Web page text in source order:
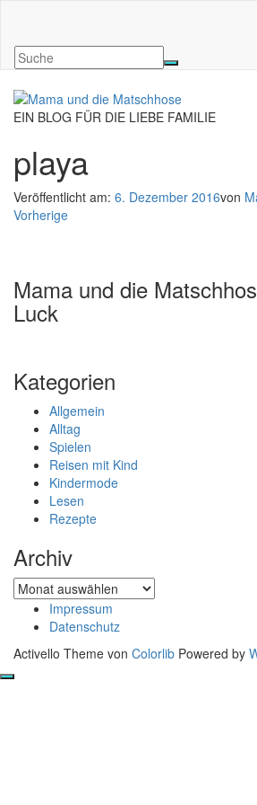
EIN BLOG FÜR DIE LIEBE FAMILIE
playa
Veröffentlicht am: 6. Dezember 2016von
Vorherige
Mama und die
Luck
Kategorien
Allgemein
Alltag
Spielen
Reisen mit Kind
Kindermode
Lesen
Rezepte
Archiv
Archiv
Impressum
Datenschutz
Activello Theme von Colorlib Powered by